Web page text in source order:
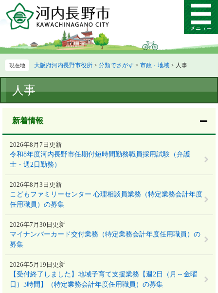
ー
先
す。
ニ
を
し
メ
ニ
ー
大阪府河内長野市役所 > 分類でさがす > 市政・地域 > 人事
文
人事
新着情報
令和8年度河内長野市任期付短時間勤務職員採用試験（弁護
士・週2日勤務）
2026年8月7日更新
こどもファミリーセンター 心理相談員業務（特定業務会計年度
任用職員）の募集
2026年8月3日更新
マイナンバーカード交付業務（特定業務会計年度任用職員）の
募集
2026年7月30日更新
【受付終了しました】地域子育て支援業務【週2日（月～金曜
日）3時間】（特定業務会計年度任用職員）の募集
2026年5月19日更新